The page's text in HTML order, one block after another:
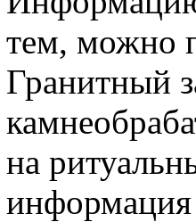
тем, можно
Гранитный
на